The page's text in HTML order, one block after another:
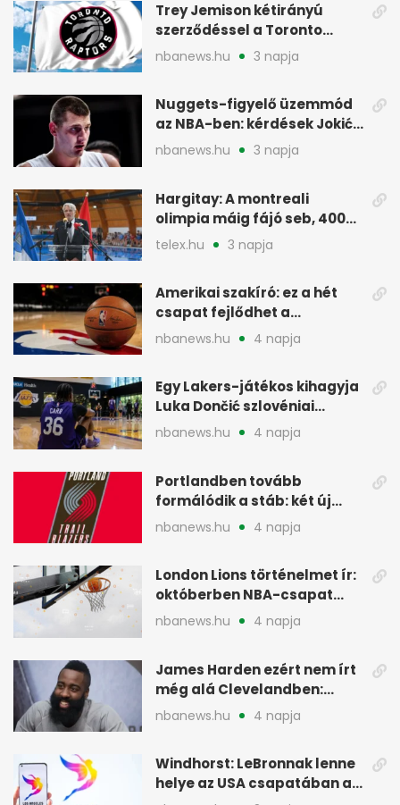
Trey Jemison kétirányú
szerződéssel a Toronto
Raptorshoz igazolt
nbanews.hu 3 napja
Nuggets-figyelő üzemmód
az NBA-ben: kérdések Jokić
jövőjéről
nbanews.hu 3 napja
Hargitay: A montreali
olimpia máig fájó seb, 400
vegyesen 4. lett
telex.hu 3 napja
Amerikai szakíró: ez a hét
csapat fejlődhet a
legtöbbet az NBA-ben
nbanews.hu 4 napja
Egy Lakers-játékos kihagyja
Luka Dončić szlovéniai
minicampjét
nbanews.hu 4 napja
Portlandben tovább
formálódik a stáb: két új
szakember a Blazersnél
nbanews.hu 4 napja
London Lions történelmet ír:
októberben NBA-csapat
ellen lép pályára
nbanews.hu 4 napja
James Harden ezért nem írt
még alá Clevelandben:
pénzügyi okok
nbanews.hu 4 napja
Windhorst: LeBronnak lenne
helye az USA csapatában a